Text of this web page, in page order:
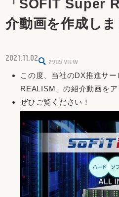
「SOFIT Super
介動画を作成しま
2021.11.02 2905 VIEW
この度、当社のDX推進サ
REALISM」の紹介動画をア
ぜひご覧ください！